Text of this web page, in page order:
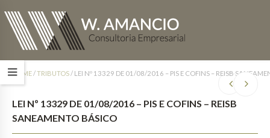
HOME/TRIBUTOS/ LEI Nº 13329 DE 01/08/2016 – PIS E COFINS – REISB
LEI Nº 13329 DE 01/08/2016 – PIS E COFINS – REISB
SANEAMENTO BÁSICO